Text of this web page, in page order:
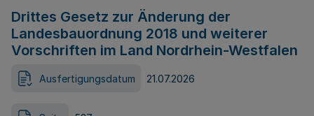
Drittes Gesetz zur Änderung der
Landesbauordnung 2018 und weiterer
Vorschriften im Land Nordrhein-Westfalen
Ausfertigungsdatum 21.07.2026